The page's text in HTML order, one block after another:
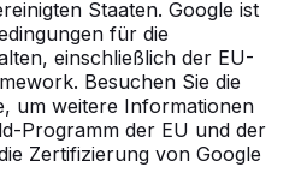
Staaten. Google ist
für die
einschließlich der EU-
Besuchen Sie die
um weitere Informationen
Programm der EU und der
Zertifizierung von Google